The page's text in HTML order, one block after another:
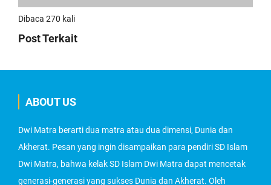
Dibaca 270 kali
Post Terkait
ABOUT US
Dwi Matra berarti dua matra atau dua dimensi, Dunia dan
Akherat. Pesan yang ingin disampaikan para pendiri SD Islam
Dwi Matra, bahwa kelak SD Islam Dwi Matra dapat mencetak
generasi-generasi yang sukses Dunia dan Akherat. Oleh